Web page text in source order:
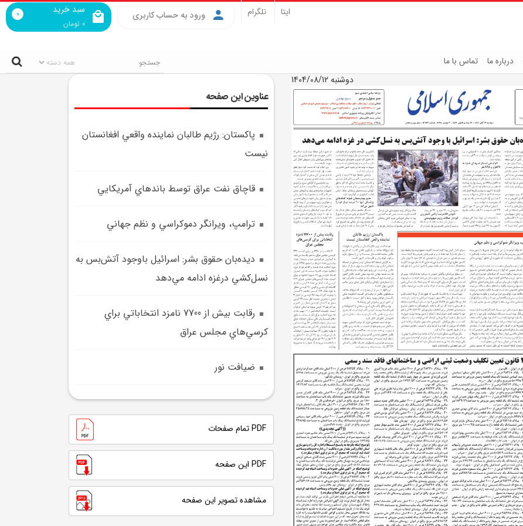
سبد خرید
0 تومان
0 ورود به حساب کاربری ایتا تلگرام
درباره ما تماس با ما
دوشنبه 1404/08/12
عناوین این صفحه
پاکستان: رژيم طالبان نماينده واقعي افغانستان
نيست
قاچاق نفت عراق توسط باندهاي آمريکايي
ترامپ، ويرانگر دموکراسي و نظم جهاني
ديده‌بان حقوق بشر: اسرائيل باوجود آتش‌بس به
نسل‌کشي درغزه ادامه مي‌دهد
رقابت بيش از 7700 نامزد انتخاباتي براي
کرسي‌هاي مجلس عراق
ضيافت نور
PDF تمام صفحات
PDF این صفحه
مشاهده تصویر این صفحه